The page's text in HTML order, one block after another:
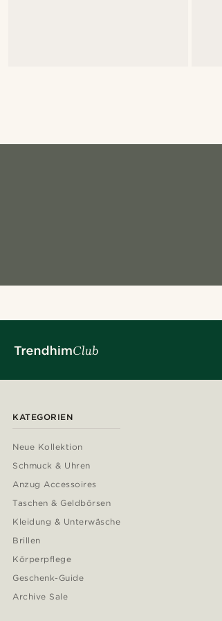
KATEGORIEN
Neue Kollektion
Schmuck & Uhren
Anzug Accessoires
Taschen & Geldbörsen
Kleidung & Unterwäsche
Brillen
Körperpflege
Geschenk-Guide
Archive Sale